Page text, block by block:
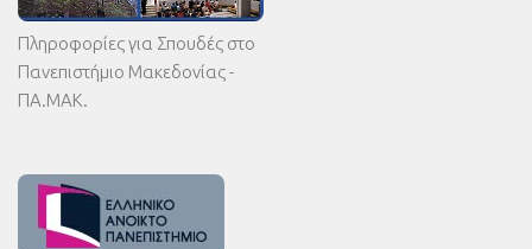
Πληροφορίες για Σπουδές στο
Πανεπιστήμιο Μακεδονίας -
ΠΑ.ΜΑΚ.